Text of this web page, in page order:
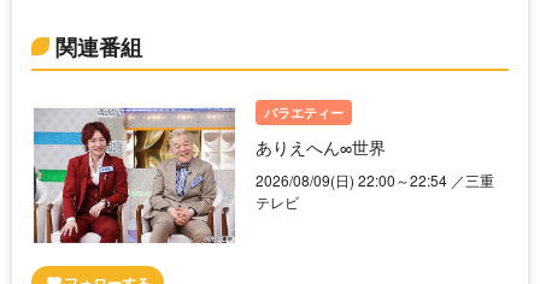
関連番組
バラエティー
ありえへん∞世界
2026/08/09(日) 22:00～22:54 ／三重
テレビ